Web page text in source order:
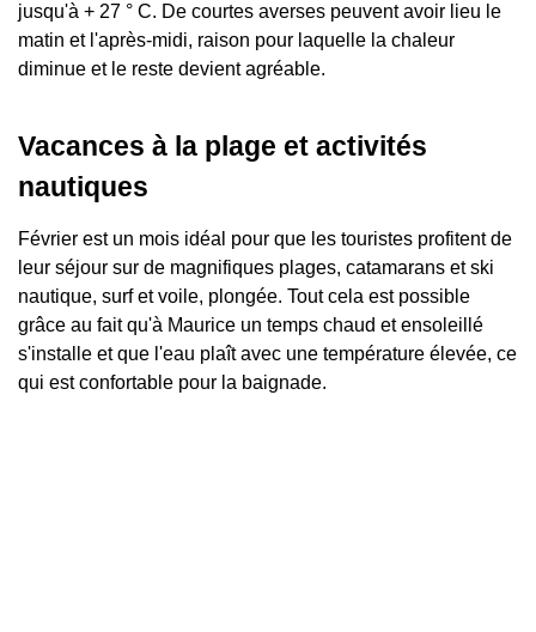
jusqu'à + 27 ° C. De courtes averses peuvent avoir lieu le
matin et l'après-midi, raison pour laquelle la chaleur
diminue et le reste devient agréable.
Vacances à la plage et activités
nautiques
Février est un mois idéal pour que les touristes profitent de
leur séjour sur de magnifiques plages, catamarans et ski
nautique, surf et voile, plongée. Tout cela est possible
grâce au fait qu'à Maurice un temps chaud et ensoleillé
s'installe et que l'eau plaît avec une température élevée, ce
qui est confortable pour la baignade.